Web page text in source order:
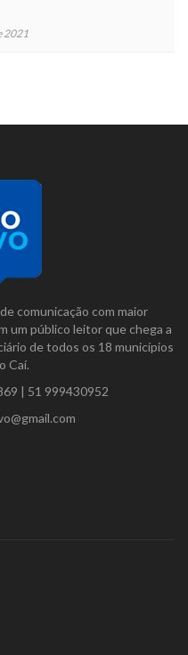
2021
comunicação com maior
um público leitor que chega a
de todos os 18 municípios
Caí.
| 51 999430952